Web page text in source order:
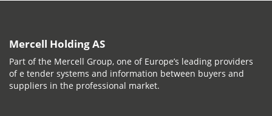
Mercell Holding AS
Part of the Mercell Group, one of Europe’s leading providers
of e tender systems and information between buyers and
suppliers in the professional market.